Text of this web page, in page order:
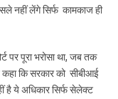
नहीं लेंगे सिर्फ कामकाज ही
पर पूरा भरोसा था, जब तक
कि सरकार को सीबीआई
है ये अधिकार सिर्फ सेलेक्ट